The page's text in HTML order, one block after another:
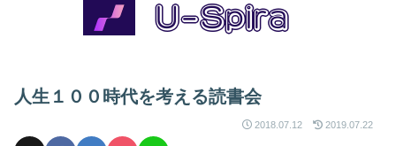
人生１００時代を考える読書会
2018.07.12 2019.07.22